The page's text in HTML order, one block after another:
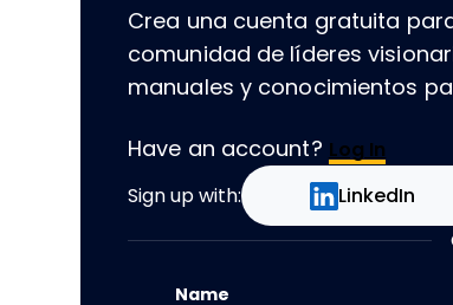
Crea una cuenta gratuita
comunidad de líderes
manuales y conocimientos
Have an account? Log In
Sign up with: LinkedIn
Name